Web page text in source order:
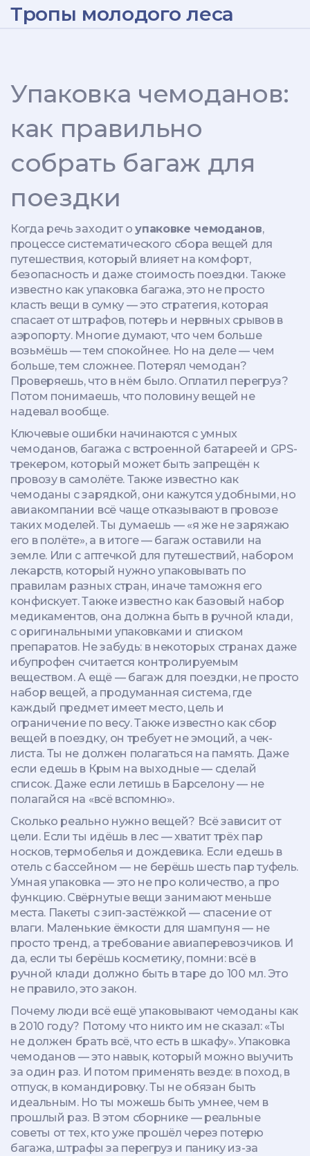
Тропы молодого леса
Упаковка чемоданов:
как правильно
собрать багаж для
поездки
Когда речь заходит оупаковке чемоданов,
процессе систематического сбора вещей для
путешествия, который влияет на комфорт,
безопасность и даже стоимость поездки. Также
известно как упаковка багажа, это не просто
класть вещи в сумку — это стратегия, которая
спасает от штрафов, потерь и нервных срывов в
аэропорту.Многие думают, что чем больше
возьмёшь — тем спокойнее. Но на деле — чем
больше, тем сложнее. Потерял чемодан?
Проверяешь, что в нём было. Оплатил перегруз?
Потом понимаешь, что половину вещей не
надевал вообще.
Ключевые ошибки начинаются с умных
чемоданов, багажа с встроенной батареей и GPS-
трекером, который может быть запрещён к
провозу в самолёте. Также известно как
чемоданы с зарядкой, они кажутся удобными, но
авиакомпании всё чаще отказывают в провозе
таких моделей. Ты думаешь — «я же не заряжаю
его в полёте», а в итоге — багаж оставили на
земле. Или с аптечкой для путешествий, набором
лекарств, который нужно упаковывать по
правилам разных стран, иначе таможня его
конфискует. Также известно как базовый набор
медикаментов, она должна быть в ручной клади,
с оригинальными упаковками и списком
препаратов. Не забудь: в некоторых странах даже
ибупрофен считается контролируемым
веществом.А ещё — багаж для поездки, не просто
набор вещей, а продуманная система, где
каждый предмет имеет место, цель и
ограничение по весу. Также известно как сбор
вещей в поездку, он требует не эмоций, а чек-
листа. Ты не должен полагаться на память. Даже
если едешь в Крым на выходные — сделай
список. Даже если летишь в Барселону — не
полагайся на «всё вспомню».
Сколько реально нужно вещей? Всё зависит от
цели. Если ты идёшь в лес — хватит трёх пар
носков, термобелья и дождевика. Если едешь в
отель с бассейном — не берёшь шесть пар туфель.
Умная упаковка — это не про количество, а про
функцию. Свёрнутые вещи занимают меньше
места. Пакеты с зип-застёжкой — спасение от
влаги. Маленькие ёмкости для шампуня — не
просто тренд, а требование авиаперевозчиков. И
да, если ты берёшь косметику, помни: всё в
ручной клади должно быть в таре до 100 мл. Это
не правило, это закон.
Почему люди всё ещё упаковывают чемоданы как
в 2010 году? Потому что никто им не сказал: «Ты
не должен брать всё, что есть в шкафу». Упаковка
чемоданов — это навык, который можно выучить
за один раз. И потом применять везде: в поход, в
отпуск, в командировку. Ты не обязан быть
идеальным. Но ты можешь быть умнее, чем в
прошлый раз. В этом сборнике — реальные
советы от тех, кто уже прошёл через потерю
багажа, штрафы за перегруз и панику из-за